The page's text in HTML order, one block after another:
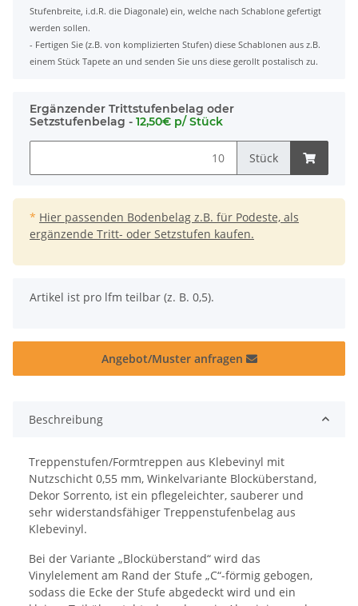
Stufenbreite, i.d.R. die Diagonale) ein, welche nach Schablone gefertigt
werden sollen.
- Fertigen Sie (z.B. von komplizierten Stufen) diese Schablonen aus z.B.
einem Stück Tapete an und senden Sie uns diese gerollt postalisch zu.
Ergänzender Trittstufenbelag oder
Setzstufenbelag - 12,50€ p/ Stück
Stück
* Hier passenden Bodenbelag z.B. für Podeste, als
ergänzende Tritt- oder Setzstufen kaufen.
x
Artikel ist pro lfm teilbar (z. B. 0,5).
Angebot/Muster anfragen
Beschreibung
Treppenstufen/Formtreppen aus Klebevinyl mit
Nutzschicht 0,55 mm, Winkelvariante Blocküberstand,
Dekor Sorrento, ist ein pflegeleichter, sauberer und
sehr widerstandsfähiger Treppenstufenbelag aus
Klebevinyl.
Bei der Variante „Blocküberstand“ wird das
Vinylelement am Rand der Stufe „C“-förmig gebogen,
sodass die Ecke der Stufe abgedeckt wird und ein